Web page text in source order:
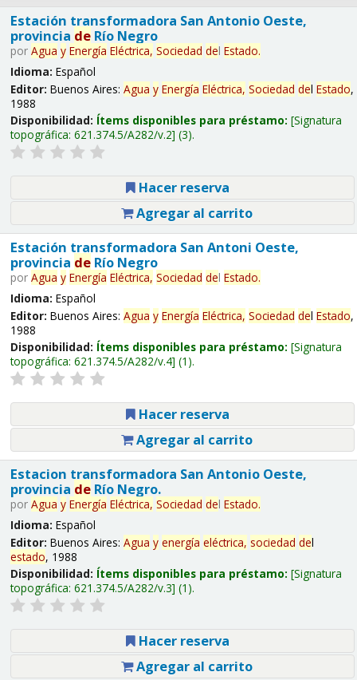
Estación transformadora San Antonio Oeste,
provincia deRío Negro
por Agua y Energía Eléctrica, Sociedad del Estado.
Idioma: Español
Editor: Buenos Aires: Agua y Energía Eléctrica, Sociedad del Estado,
1988
Disponibilidad: Ítems disponibles para préstamo: Signatura
topográfica: 621.374.5/A282/v.2 (3).
Hacer reserva
Agregar al carrito
Estación transformadora San Antoni Oeste,
provincia deRío Negro
por Agua y Energía Eléctrica, Sociedad del Estado.
Idioma: Español
Editor: Buenos Aires: Agua y Energía Eléctrica, Sociedad del Estado,
1988
Disponibilidad: Ítems disponibles para préstamo: Signatura
topográfica: 621.374.5/A282/v.4 (1).
Hacer reserva
Agregar al carrito
Estacion transformadora San Antonio Oeste,
provincia deRío Negro.
por Agua y Energía Eléctrica, Sociedad del Estado.
Idioma: Español
Editor: Buenos Aires: Agua y energía eléctrica, sociedad del
estado, 1988
Disponibilidad: Ítems disponibles para préstamo: Signatura
topográfica: 621.374.5/A282/v.3 (1).
Hacer reserva
Agregar al carrito